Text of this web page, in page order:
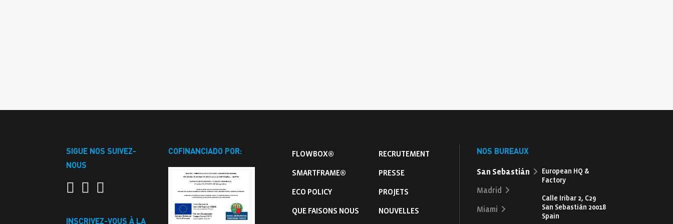
SIGUE NOS SUIVEZ-
NOUS
INSCRIVEZ-VOUS À LA
COFINANCIADO POR: FLOWBOX®
SMARTFRAME®
ECO POLICY
QUE FAISONS NOUS
RECRUTEMENT
PRESSE
PROJETS
NOUVELLES
NOS BUREAUX
San Sebastián
Madrid
Miami
European HQ &
Factory
Calle Iribar 2, C29
San Sebastián 20018
Spain